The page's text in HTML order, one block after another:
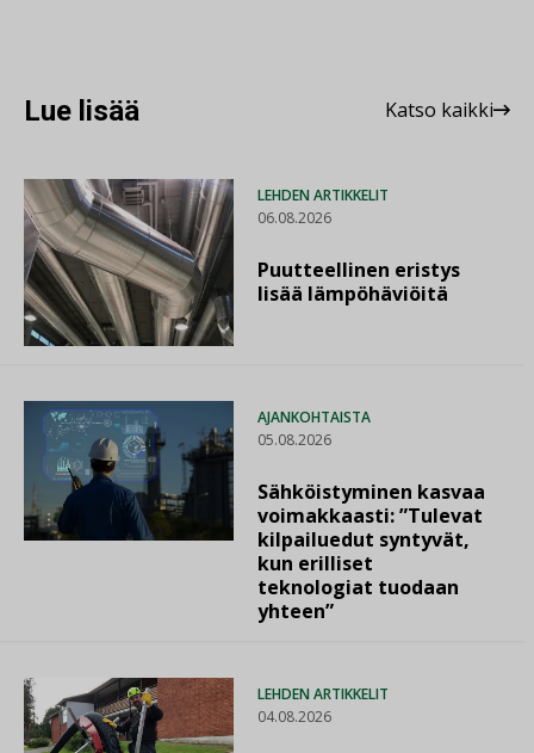
Lue lisää Katso kaikki
LEHDEN ARTIKKELIT
06.08.2026
Puutteellinen eristys
lisää lämpöhäviöitä
AJANKOHTAISTA
05.08.2026
Sähköistyminen kasvaa
voimakkaasti: ”Tulevat
kilpailuedut syntyvät,
kun erilliset
teknologiat tuodaan
yhteen”
LEHDEN ARTIKKELIT
04.08.2026